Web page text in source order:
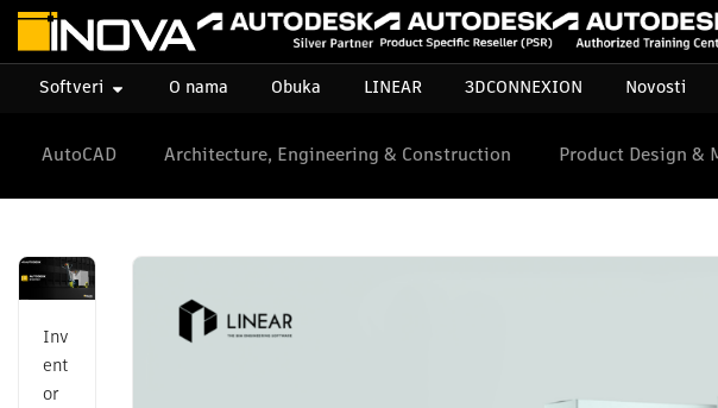
Softveri O nama Obuka LINEAR 3DCONNEXION Novosti
AutoCAD Architecture, Engineering & Construction Product Design &
Inv
ent
or